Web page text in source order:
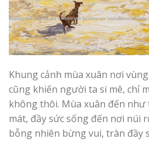
Khung cảnh mùa xuân nơi
cũng khiến người ta si mê, chỉ
không thôi. Mùa xuân đến
mát, đầy sức sống đến nơi núi
bỗng nhiên bừng vui, tràn đầy